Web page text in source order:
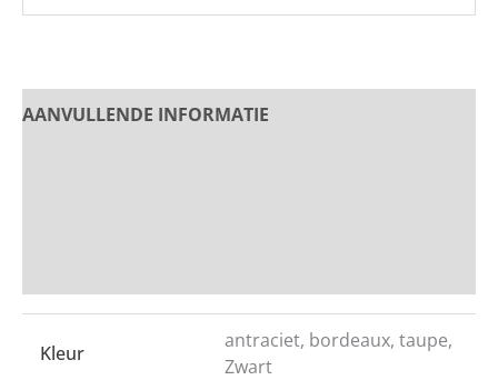
AANVULLENDE INFORMATIE
Kleur
antraciet, bordeaux, taupe,
Zwart